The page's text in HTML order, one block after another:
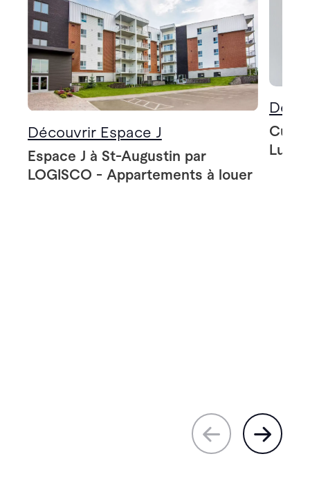
Découvrir Espace J
Espace J à St-Augustin par
LOGISCO - Appartements à louer